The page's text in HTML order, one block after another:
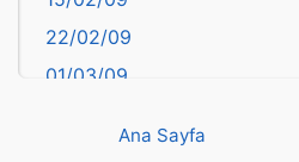
Bitlis
Bolu
Burdur
22/02/09
01/03/09
Ana Sayfa